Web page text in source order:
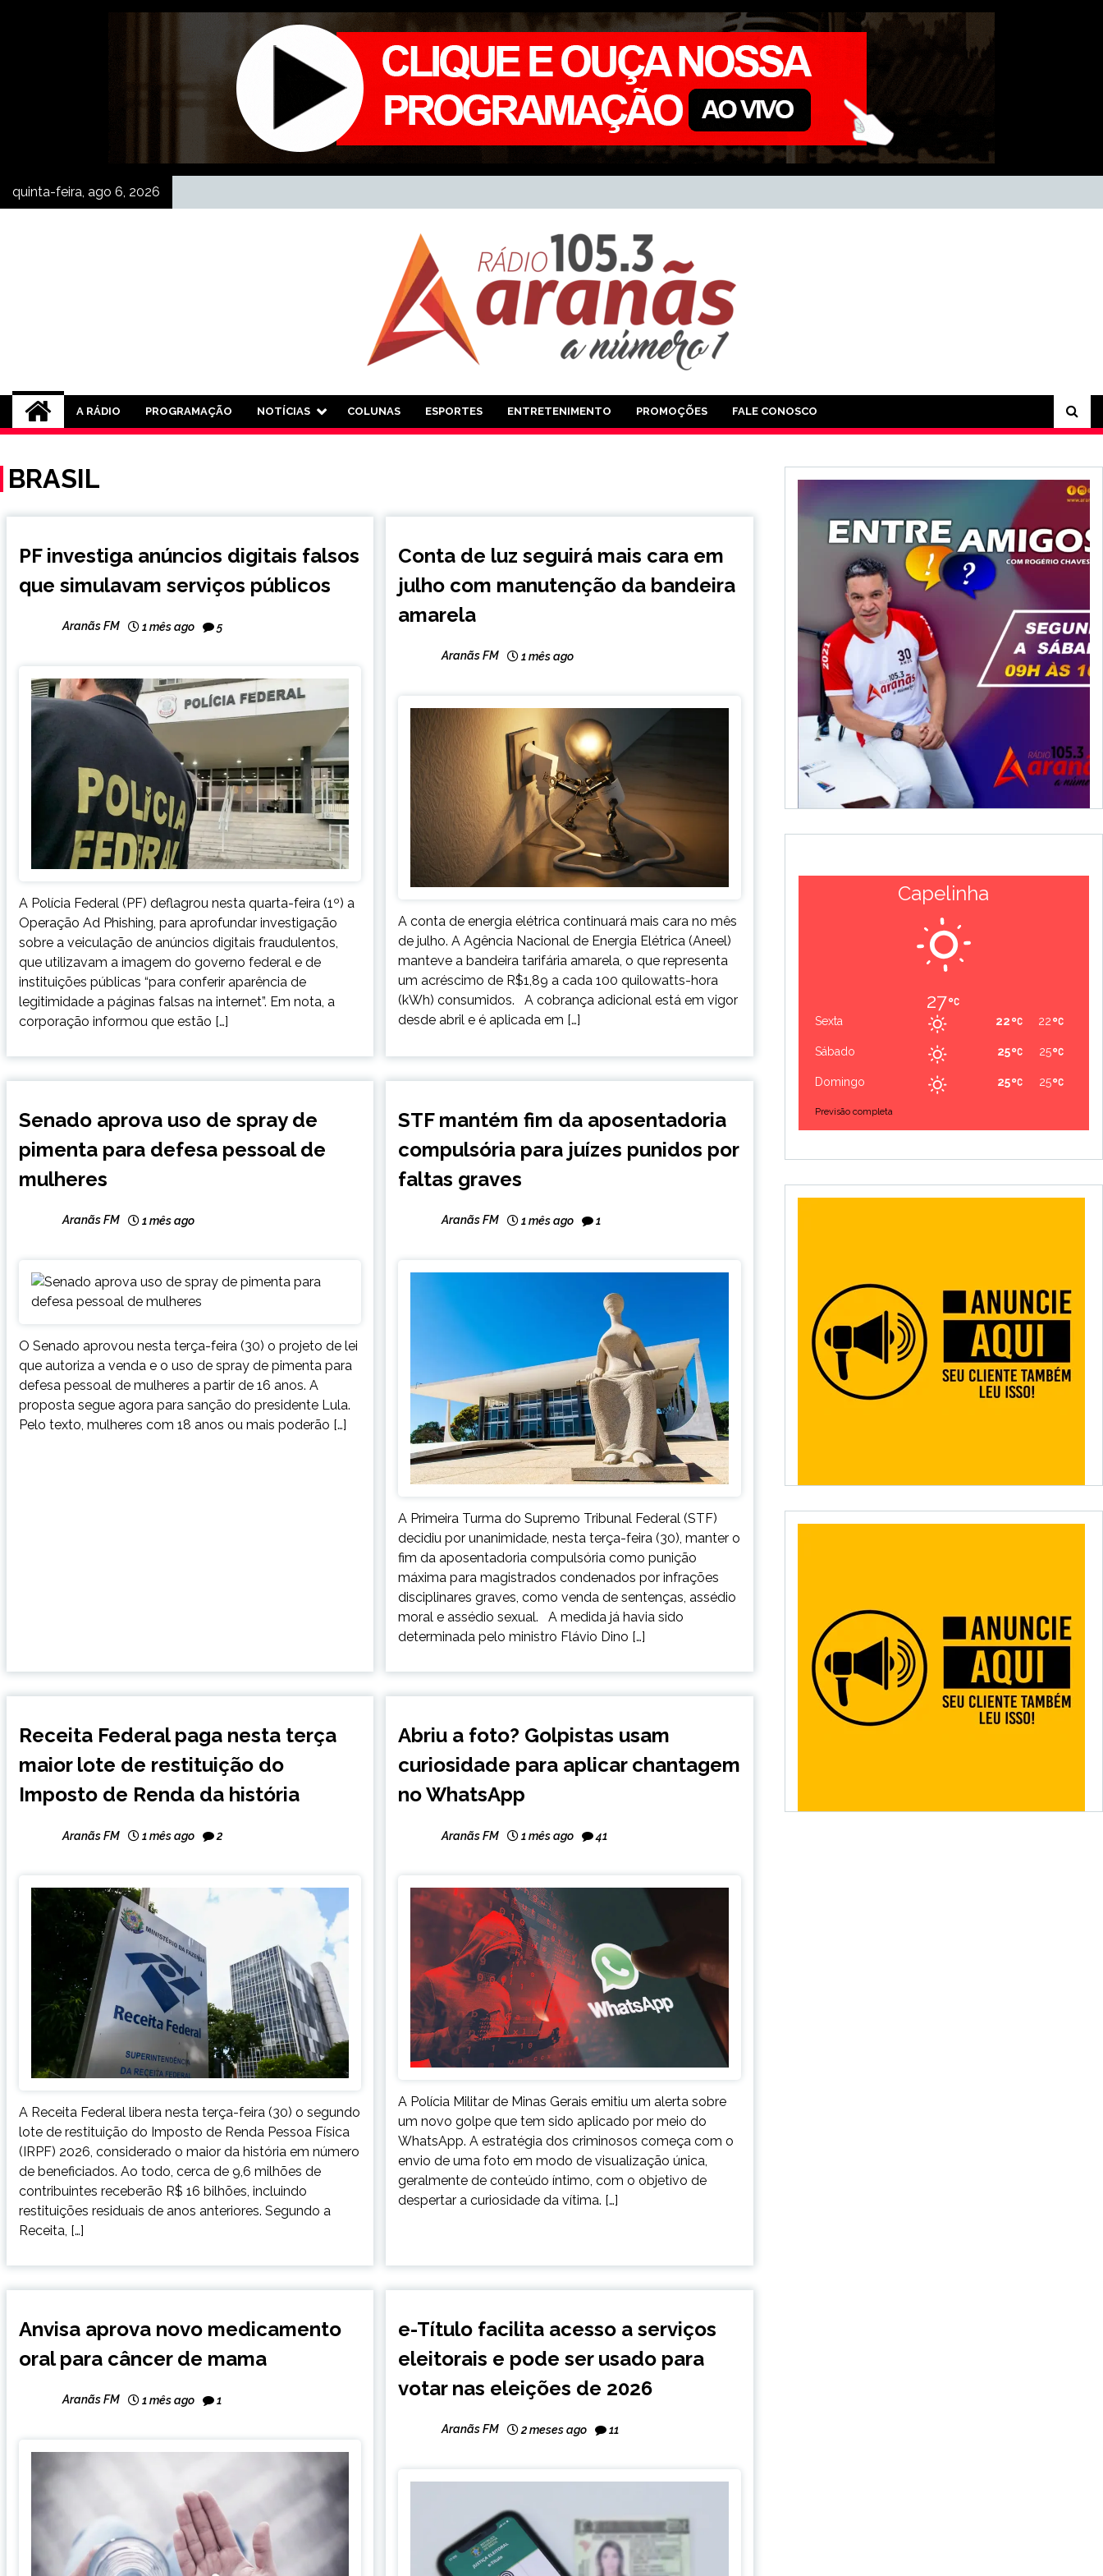
quinta-feira, ago 6, 2026
Rádio Aranãs 105.3
A RÁDIO PROGRAMAÇÃO NOTÍCIAS COLUNAS ESPORTES ENTRETENIMENTO PROMOÇÕES FALE CONOSCO
BRASIL
NOTÍCIAS
PF investiga anúncios digitais falsos
que simulavam serviços públicos
Aranãs FM 1 mês ago 5
A Polícia Federal (PF) deflagrou nesta quarta-feira (1º) a
Operação Ad Phishing, para aprofundar investigação
sobre a veiculação de anúncios digitais fraudulentos,
que utilizavam a imagem do governo federal e de
instituições públicas “para conferir aparência de
legitimidade a páginas falsas na internet”. Em nota, a
corporação informou que estão […]
NOTÍCIAS
Conta de luz seguirá mais cara em
julho com manutenção da bandeira
amarela
Aranãs FM 1 mês ago
A conta de energia elétrica continuará mais cara no mês
de julho. A Agência Nacional de Energia Elétrica (Aneel)
manteve a bandeira tarifária amarela, o que representa
um acréscimo de R$1,89 a cada 100 quilowatts-hora
(kWh) consumidos. A cobrança adicional está em vigor
desde abril e é aplicada em […]
NOTÍCIAS
Senado aprova uso de spray de
pimenta para defesa pessoal de
mulheres
Aranãs FM 1 mês ago
O Senado aprovou nesta terça-feira (30) o projeto de lei
que autoriza a venda e o uso de spray de pimenta para
defesa pessoal de mulheres a partir de 16 anos. A
proposta segue agora para sanção do presidente Lula.
Pelo texto, mulheres com 18 anos ou mais poderão […]
NOTÍCIAS
STF mantém fim da aposentadoria
compulsória para juízes punidos por
faltas graves
Aranãs FM 1 mês ago 1
A Primeira Turma do Supremo Tribunal Federal (STF)
decidiu por unanimidade, nesta terça-feira (30), manter o
fim da aposentadoria compulsória como punição
máxima para magistrados condenados por infrações
disciplinares graves, como venda de sentenças, assédio
moral e assédio sexual. A medida já havia sido
determinada pelo ministro Flávio Dino […]
NOTÍCIAS
Receita Federal paga nesta terça
maior lote de restituição do
Imposto de Renda da história
Aranãs FM 1 mês ago 2
A Receita Federal libera nesta terça-feira (30) o segundo
lote de restituição do Imposto de Renda Pessoa Física
(IRPF) 2026, considerado o maior da história em número
de beneficiados. Ao todo, cerca de 9,6 milhões de
contribuintes receberão R$ 16 bilhões, incluindo
restituições residuais de anos anteriores. Segundo a
Receita, […]
CAPELINHA
MINAS
NOTÍCIAS
Abriu a foto? Golpistas usam
curiosidade para aplicar chantagem
no WhatsApp
Aranãs FM 1 mês ago 41
A Polícia Militar de Minas Gerais emitiu um alerta sobre
um novo golpe que tem sido aplicado por meio do
WhatsApp. A estratégia dos criminosos começa com o
envio de uma foto em modo de visualização única,
geralmente de conteúdo íntimo, com o objetivo de
despertar a curiosidade da vítima. […]
NOTÍCIAS
Anvisa aprova novo medicamento
oral para câncer de mama
Aranãs FM 1 mês ago 1
NOTÍCIAS
e-Título facilita acesso a serviços
eleitorais e pode ser usado para
votar nas eleições de 2026
Aranãs FM 2 meses ago 11
Capelinha
27
Sexta 22
22
Sábado 25
25
Domingo 25
25
Previsão completa